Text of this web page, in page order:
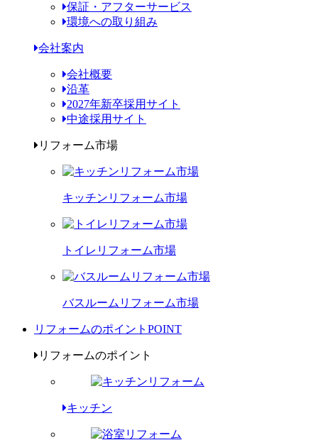
保証・アフターサービス
環境への取り組み
会社案内
会社概要
沿革
2027年新卒採用サイト
中途採用サイト
リフォーム市場
キッチンリフォーム市場
トイレリフォーム市場
バスルームリフォーム市場
リフォームのポイント POINT
リフォームのポイント
キッチン